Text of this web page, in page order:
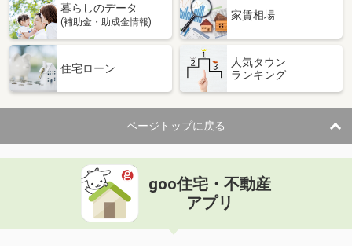
暮らしのデータ
(補助金・助成金情報)
家賃相場
住宅ローン
人気タウン
ランキング
ページトップに戻る
goo住宅・不動産
アプリ